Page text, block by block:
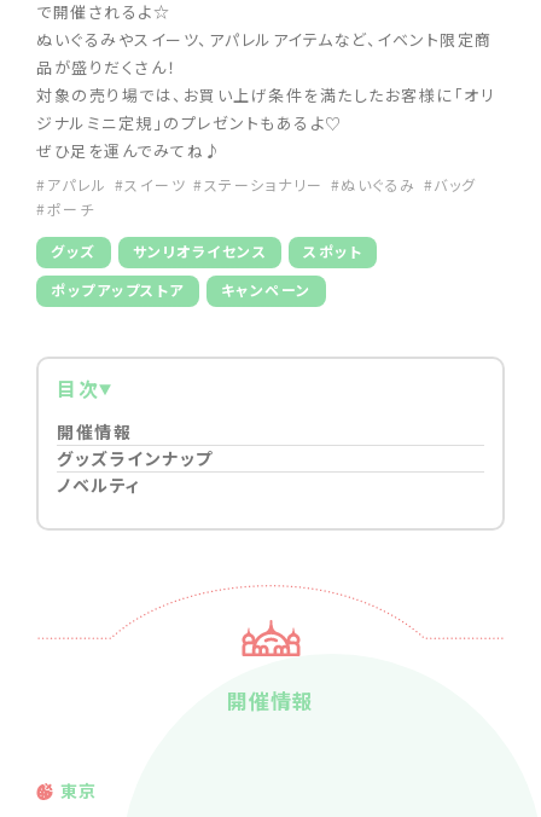
で開催されるよ☆
ぬいぐるみやスイーツ、アパレルアイテムなど、イベント限定商
品が盛りだくさん！
対象の売り場では、お買い上げ条件を満たしたお客様に「オリ
ジナルミニ定規」のプレゼントもあるよ♡
ぜひ足を運んでみてね♪
#アパレル #スイーツ #ステーショナリー #ぬいぐるみ #バッグ
#ポーチ
グッズ サンリオライセンス
スポット
ポップアップストア
キャンペーン
目次
開催情報
グッズラインナップ
ノベルティ
開催情報
東京